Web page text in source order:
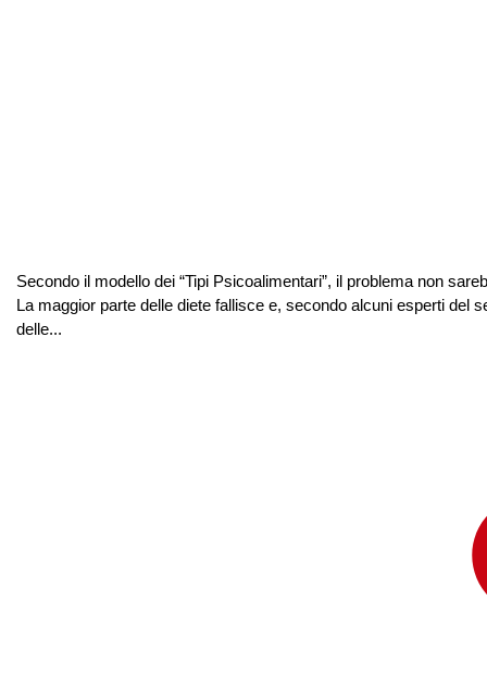
Secondo il modello dei “Tipi Psicoalimentari”, il problema non
La maggior parte delle diete fallisce e, secondo alcuni esperti del
delle...